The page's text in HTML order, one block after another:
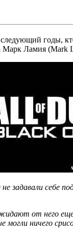
годы,
Марк Ламия (Mark
задавали себе
от него
ничего